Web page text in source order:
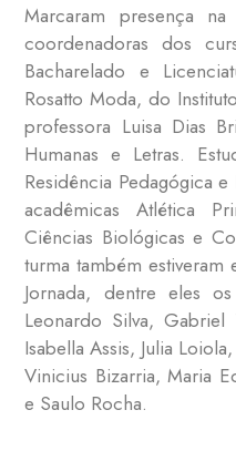
Marcaram presença
coordenadoras dos
Bacharelado e
Rosatto Moda, do
professora Luisa Dias
Humanas e Letras.
Residência Pedagógica
acadêmicas Atlética
Ciências Biológicas e
turma também estiveram
Jornada, dentre eles
Leonardo Silva,
Isabella Assis, Julia
Vinicius Bizarria, Maria
e Saulo Rocha.